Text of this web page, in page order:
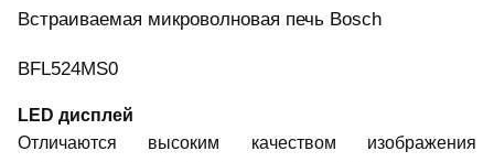
Встраиваемая микроволновая печь Bosch
BFL524MS0
LED дисплей
Отличаются высоким качеством изображения